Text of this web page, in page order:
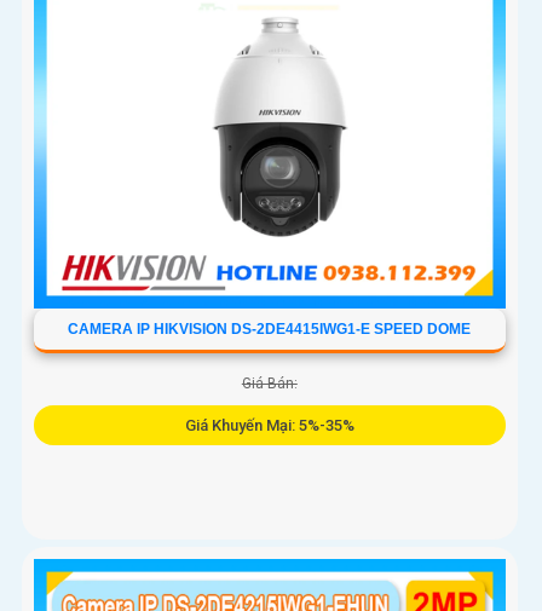
CAMERA IP HIKVISION DS-2DE4415IWG1-E SPEED DOME
Giá Bán:
Giá Khuyến Mại: 5%-35%